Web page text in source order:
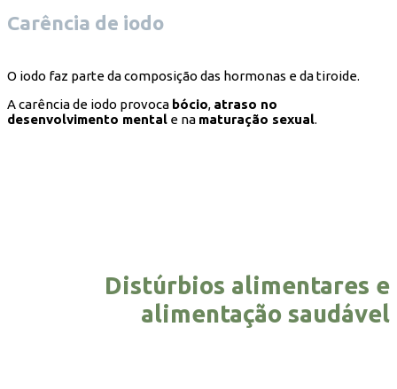
Carência de iodo
O iodo faz parte da composição das hormonas e da tiroide.
A carência de iodo provoca bócio, atraso no
desenvolvimento mental e na maturação sexual.
Distúrbios alimentares e
alimentação saudável